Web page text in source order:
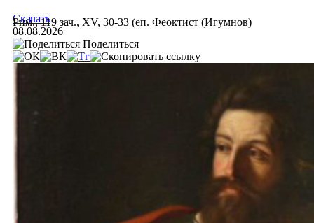
Рим., 119 зач., XV, 30-33 (еп. Феоктист (Игумнов)
Скачать
08.08.2026
Поделиться